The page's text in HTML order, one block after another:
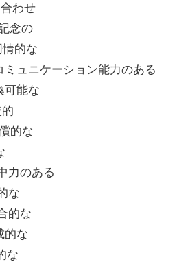
わせ
念の
的な
ミュニケーション能力のある
可能な
的な
力のある
な
的な
的な
な